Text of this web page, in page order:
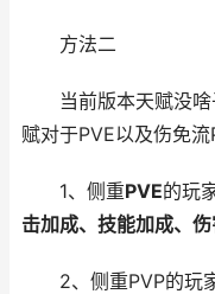
方法二
当前版本天赋没啥
赋对于PVE以及伤免流
1、侧重PVE的玩
击加成、技能加成、
2、侧重PVP的玩家